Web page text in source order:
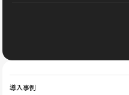
導入事例